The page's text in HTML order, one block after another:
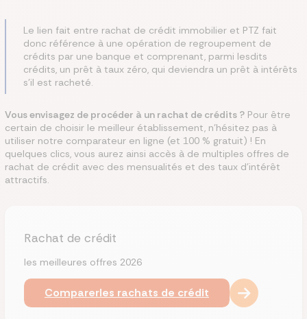
Le lien fait entre rachat de crédit immobilier et PTZ fait
donc référence à une opération de regroupement de
crédits par une banque et comprenant, parmi lesdits
crédits, un prêt à taux zéro, qui deviendra un prêt à intérêts
s’il est racheté.
Vous envisagez de procéder à un rachat de crédits ? Pour être
certain de choisir le meilleur établissement, n’hésitez pas à
utiliser notre comparateur en ligne (et 100 % gratuit) ! En
quelques clics, vous aurez ainsi accès à de multiples offres de
rachat de crédit avec des mensualités et des taux d’intérêt
attractifs.
Rachat de crédit
les meilleures offres 2026
Comparerles rachats de crédit